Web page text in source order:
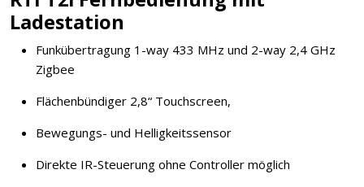
Ladestation
Funkübertragung 1-way 433 MHz und 2-way 2,4 GHz
Zigbee
Flächenbündiger 2,8“ Touchscreen,
Bewegungs- und Helligkeitssensor
Direkte IR-Steuerung ohne Controller möglich